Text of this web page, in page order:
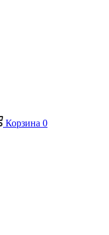
Корзина 0